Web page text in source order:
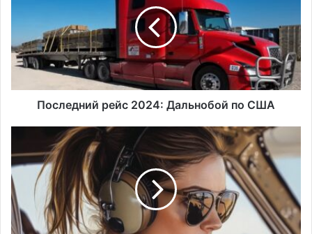
США
Последний рейс 2024: Дальнобой по США
Авиационный
сертификат
в
США:
4
престижных
направления